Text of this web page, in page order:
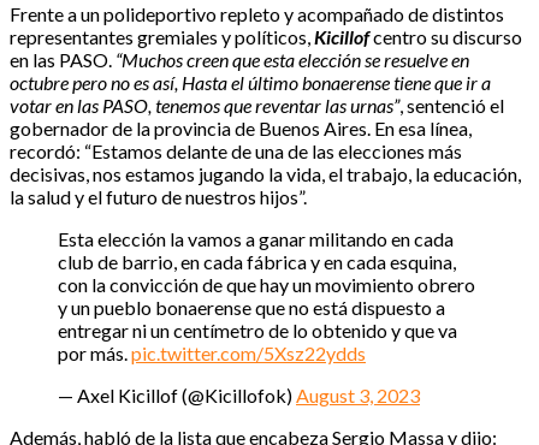
Frente a un polideportivo repleto y acompañado de distintos
representantes gremiales y políticos, Kicillofcentro su discurso
en las PASO. “Muchos creen que esta elección se resuelve en
octubre pero no es así, Hasta el último bonaerense tiene que ir a
votar en las PASO, tenemos que reventar las urnas”, sentenció el
gobernador de la provincia de Buenos Aires. En esa línea,
recordó: “Estamos delante de una de las elecciones más
decisivas, nos estamos jugando la vida, el trabajo, la educación,
la salud y el futuro de nuestros hijos”.
Esta elección la vamos a ganar militando en cada
club de barrio, en cada fábrica y en cada esquina,
con la convicción de que hay un movimiento obrero
y un pueblo bonaerense que no está dispuesto a
entregar ni un centímetro de lo obtenido y que va
por más. pic.twitter.com/5Xsz22ydds
— Axel Kicillof (@Kicillofok) August 3, 2023
Además, habló de la lista que encabeza Sergio Massa y dijo: